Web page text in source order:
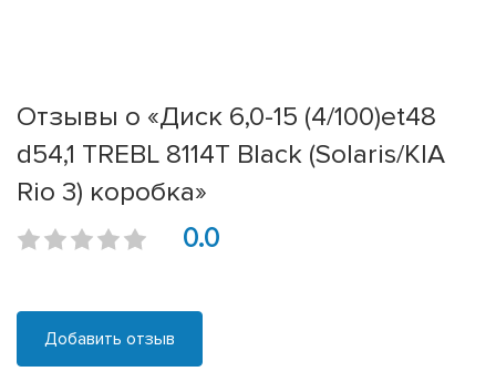
Отзывы о «Диск 6,0-15 (4/100)et48
d54,1 TREBL 8114T Black (Solaris/KIA
Rio 3) коробка»
0.0
Добавить отзыв